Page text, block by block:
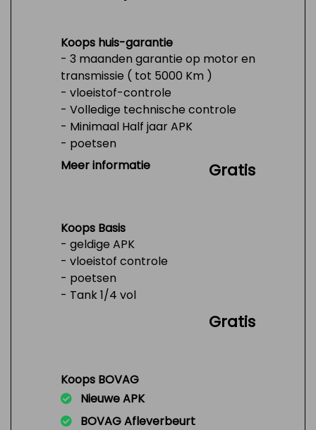
Koops huis-garantie
- 3 maanden garantie op motor en
transmissie ( tot 5000 Km )
- vloeistof-controle
- Volledige technische controle
- Minimaal Half jaar APK
- poetsen
- Tank 1/4 vol
Meer informatie Gratis
Koops Basis
- geldige APK
- vloeistof controle
- poetsen
- Tank 1/4 vol
Gratis
Koops BOVAG
Nieuwe APK
BOVAG Afleverbeurt